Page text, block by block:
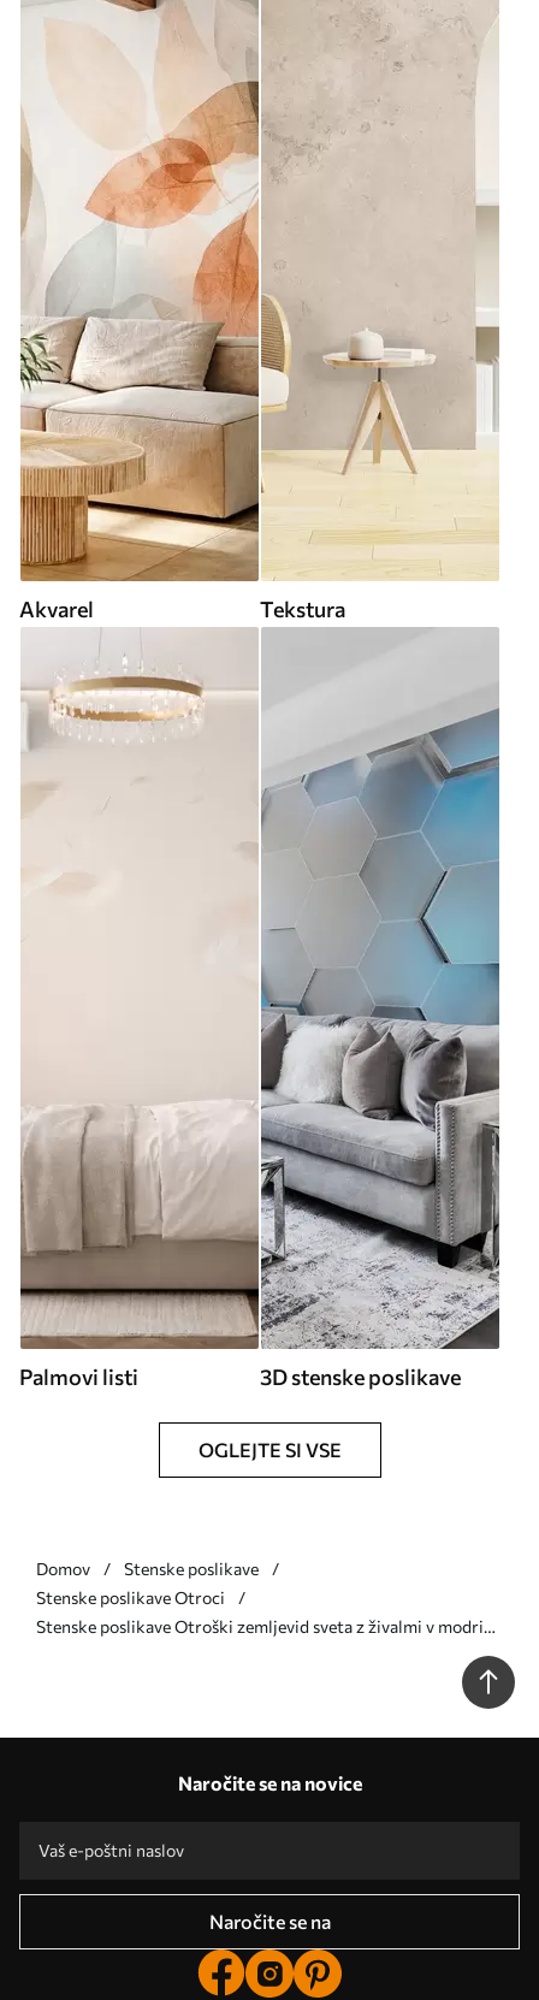
Akvarel Tekstura
Palmovi listi 3D stenske poslikave
OGLEJTE SI VSE
Domov
Stenske poslikave
Stenske poslikave Otroci
Stenske poslikave Otroški zemljevid sveta z živalmi v modri
Naročite se na novice
Naročite se na